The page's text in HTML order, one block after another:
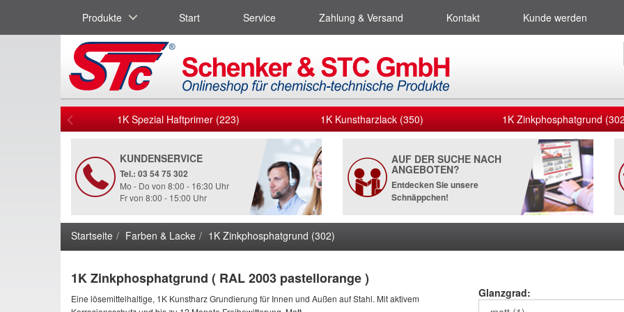
Produkte Start Service Zahlung & Versand Kontakt Kunde werden
1K Spezial Haftprimer (223) 1K Kunstharzlack (350) 1K Zinkphosphatgrund
KUNDENSERVICE
Tel.: 03 54 75 302
Mo - Do von 8:00 - 16:30 Uhr
Fr von 8:00 - 15:00 Uhr
AUF DER SUCHE NACH
ANGEBOTEN?
Entdecken Sie unsere
Schnäppchen!
Startseite Farben & Lacke 1K Zinkphosphatgrund (302)
1K Zinkphosphatgrund ( RAL 2003 pastellorange )
Eine lösemittelhaltige, 1K Kunstharz Grundierung für Innen und Außen auf Stahl. Mit aktivem
Glanzgrad: